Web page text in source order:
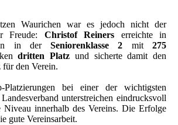
Waurichen war es jedoch nicht der
Freude: Christof Reiners erreichte in
in derSeniorenklasse 2 mit275
dritten Platz und sicherte damit den
für den Verein.
Platzierungen bei einer der wichtigsten
unterstreichen eindrucksvoll
Niveau innerhalb des Vereins. Die Erfolge
gute Vereinsarbeit.